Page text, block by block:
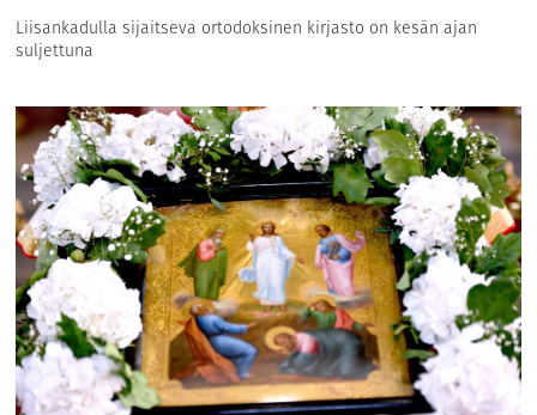
Liisankadulla sijaitseva ortodoksinen kirjasto on kesän ajan
suljettuna